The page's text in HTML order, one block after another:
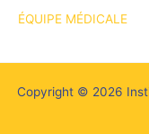
ÉQUIPE MÉDICALE
Copyright © 2026